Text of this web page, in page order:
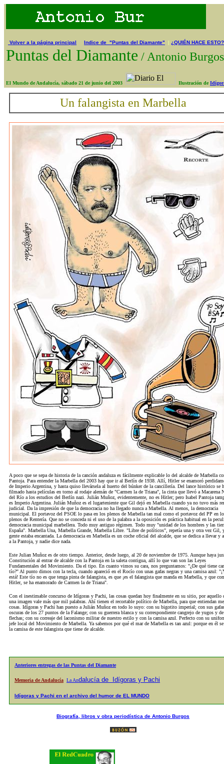
Volver a la página principal Indice de "Puntas del Diamante" | ¿QUIÉN HACE ESTO?
Puntas del Diamante / Antonio
El Mundo de Andalucía, sábado 21 de junio del 2003 Ilustración de
Un falangista en Marbella
A poco que se sepa de historia de la canción andaluza es fácilmente explicable lo del alcalde de Marbella
Pantoja. Para entender la Marbella del 2003 hay que ir al Berlín de 1938. Allí, Hitler se enamoró
de Imperio Argentina, y hasta quiso llevársela al huerto del búnker de la cancillería. Del lance histórico se
filmado hasta películas en torno al rodaje alemán de "Carmen la de Triana", la cinta que llevó a Macarena
del Río a los estudios del Berlín nazi. Julián Muñoz, evidentemente, no es Hitler; pero Isabel Pantoja
es Imperio Argentina. Julián Muñoz es el lugarteniente que Gil dejó en Marbella cuando ya no tuvo más
judicial. Da la impresión de que la democracia no ha llegado nunca a Marbella. Al menos, la democracia
municipal. El portavoz del PSOE lo pasa en los plenos de Marbella tan mal como el portavoz del PP en
plenos de Rentería. Que no se conceda ni el uso de la palabra a la oposición es práctica habitual en la
democracia municipal marbellera. Todo muy antiguo régimen. Todo muy "unidad de los hombres y las
España". Marbella Una, Marbella Grande, Marbella Libre. "Libre de políticos", repetía una y otra vez Gil,
gente estaba encantada. La democracia en Marbella es un coche oficial del alcalde, que se dedica a llevar y
a la Pantoja, y nadie dice nada.
Este Julian Muñoz es de otro tiempo. Anterior, desde luego, al 20 de noviembre de 1975. Aunque haya
Constitución al entrar de alcalde con la Pantoja en la saleta contigua, allí lo que van son las Leyes
Fundamentales del Movimiento. Da el tipo. En cuanto vimos su cara, nos preguntamos: "¿De qué tiene
tío?" Al punto dimos con la tecla, cuando apareció en el Rocío con unas gafas negras y una camisa azul:
está! Este tío no es que tenga pinta de falangista, es que ¡es el falangista que manda en Marbella, y que
Hitler, se ha enamorado de Carmen la de Triana".
Con el inestimable concurso de Idígoras y Pachi, las cosas quedan hoy finalmente en su sitio, por aquello
una imagen vale más que mil palabras. Ahí tienen el recortable político de Marbella, para que entiendan
cosas. Idígoras y Pachi han puesto a Julián Muñoz en todo lo suyo: con su bigotito imperial; con sus gafas
oscuras de los 27 puntos de la Falange; con su guerrera blanca y su correspondiente cangrejo de yugos y de
flechas; con su correaje del laconismo militar de nuestro estilo y con la camisa azul. Perfecto con su
jefe local del Movimiento de Marbella. Ya sabemos por qué el mar de Marbella es tan azul: porque en él
la camisa de este falangista que tiene de alcalde.
Anteriores entregas de las Puntas del Diamante
Memoria de Andalucía La Andalucía de Idígoras y Pachi
Idígoras y Pachi en el archivo del humor de EL MUNDO
Biografía, libros y obra periodística de Antonio Burgos